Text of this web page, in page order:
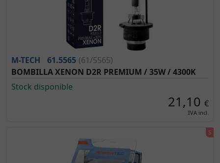
M-TECH 61.5565 (61/5565)
BOMBILLA XENON D2R PREMIUM / 35W / 4300K
Stock disponible
21,10 €
IVA incl.